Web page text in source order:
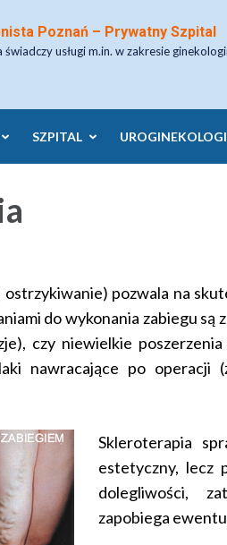
Poznań – Prywatny Szpital
świadczy usługi m.in. w zakresie
SZPITAL
pozwala na
do wykonania zabiegu są
czy niewielkie
nawracające po operacji
Skleroterapia
estetyczny, lecz
dolegliwości,
zapobiega